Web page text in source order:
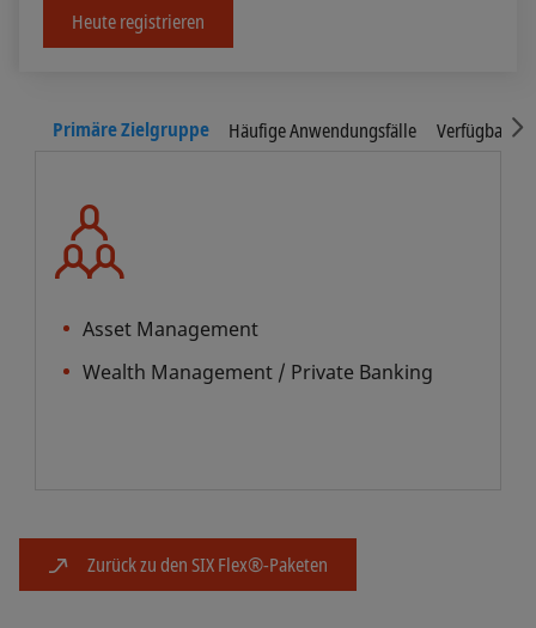
Heute registrieren
Primäre Zielgruppe Häufige Anwendungsfälle Verfügbare
Asset Management
Wealth Management / Private Banking
Zurück zu den SIX Flex®-Paketen